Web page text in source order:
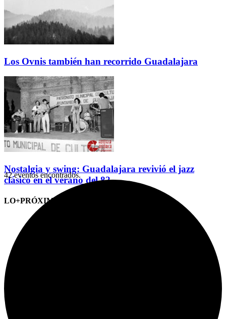
Los Ovnis también han recorrido Guadalajara
Nostalgia y swing: Guadalajara revivió el jazz
clásico en el verano del 82
LO+PRÓXIMO (CITAS)
42 eventos encontrados.